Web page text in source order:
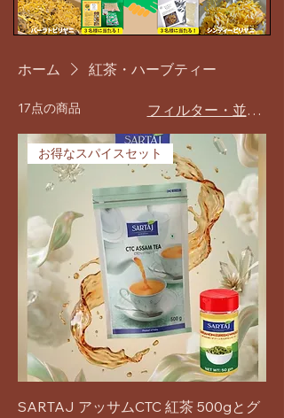
ホーム 紅茶・ハーブティー
17点の商品 フィルター・並び替え
お得なスパイスセット
SARTAJ アッサムCTC 紅茶 500gとグ